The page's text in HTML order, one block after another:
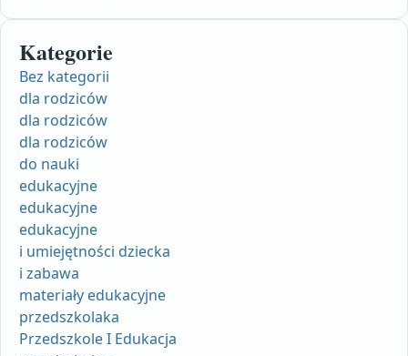
Kategorie
Bez kategorii
dla rodziców
dla rodziców
dla rodziców
do nauki
edukacyjne
edukacyjne
edukacyjne
i umiejętności dziecka
i zabawa
materiały edukacyjne
przedszkolaka
Przedszkole I Edukacja